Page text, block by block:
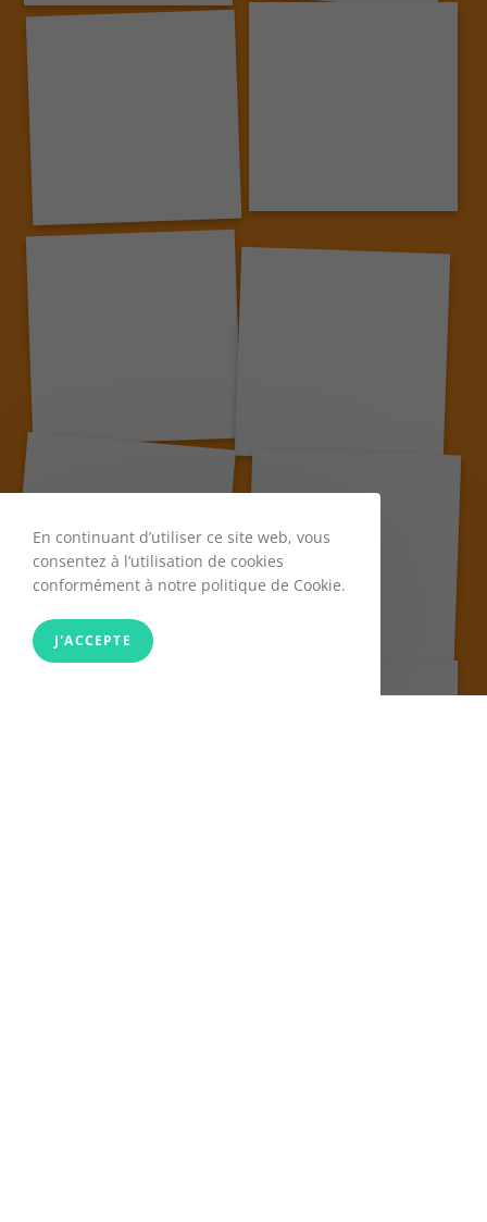
En continuant d’utiliser ce site web, vous
consentez à l’utilisation de cookies
conformément à notre politique de Cookie.
J'ACCEPTE